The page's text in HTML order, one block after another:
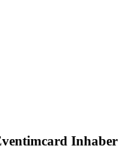
Inhaber